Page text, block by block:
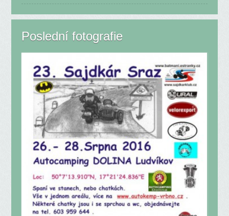
Poslední fotografie